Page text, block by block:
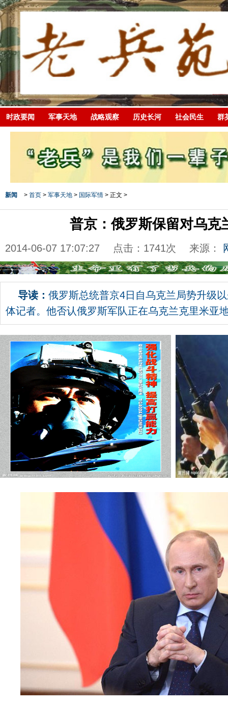
时政要闻 军事天地 战略观察 历史长河 社会民生 群
新闻 > 首页 > 军事天地 > 国际军情 > 正文 >
普京：俄罗斯保留对乌克
2014-06-07 17:07:27 点击： 1741次 来源：
导读： 俄罗斯总统普京4日自乌克兰局势升级
体记者。他否认俄罗斯军队正在乌克兰克里米亚